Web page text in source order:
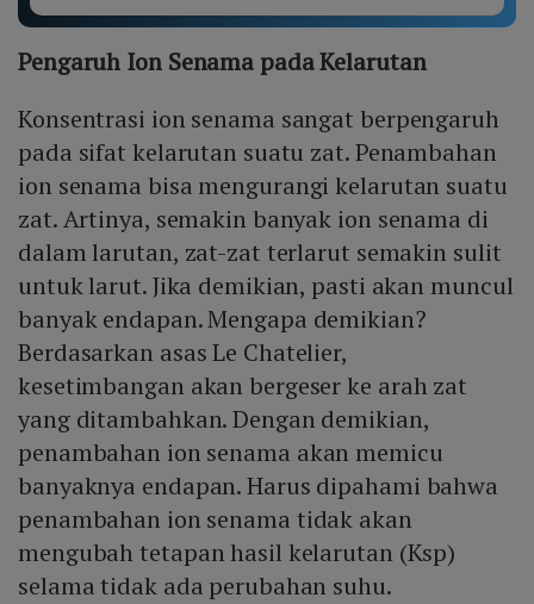
Pengaruh Ion Senama pada Kelarutan
Konsentrasi ion senama sangat berpengaruh
pada sifat kelarutan suatu zat. Penambahan
ion senama bisa mengurangi kelarutan suatu
zat. Artinya, semakin banyak ion senama di
dalam larutan, zat-zat terlarut semakin sulit
untuk larut. Jika demikian, pasti akan muncul
banyak endapan. Mengapa demikian?
Berdasarkan asas Le Chatelier,
kesetimbangan akan bergeser ke arah zat
yang ditambahkan. Dengan demikian,
penambahan ion senama akan memicu
banyaknya endapan. Harus dipahami bahwa
penambahan ion senama tidak akan
mengubah tetapan hasil kelarutan (Ksp)
selama tidak ada perubahan suhu.